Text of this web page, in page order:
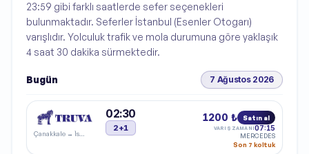
23:59 gibi farklı saatlerde sefer seçenekleri
bulunmaktadır. Seferler İstanbul (Esenler Otogarı)
varışlıdır. Yolculuk trafik ve mola durumuna göre yaklaşık
4 saat 30 dakika sürmektedir.
Bugün 7 Ağustos 2026
Çanakkale → İstanbul
02:30
2+1
1200 ₺ Satın al
VARIŞ ZAMANI07:15
MERCEDES
Son 7 koltuk